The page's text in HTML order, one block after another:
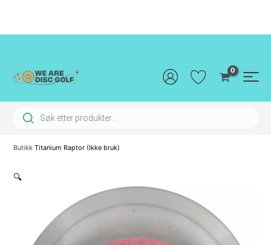
innholdet
Products search
Butikk Titanium Raptor (Ikke bruk)
🔍